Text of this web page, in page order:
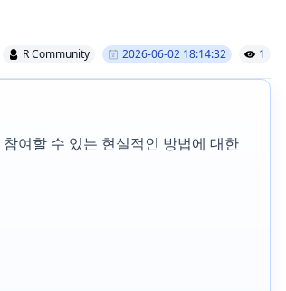
R Community 2026-06-02 18:14:32 1
여할 수 있는 현실적인 방법에 대한